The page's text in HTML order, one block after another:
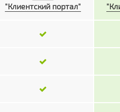
"Клиентский портал"